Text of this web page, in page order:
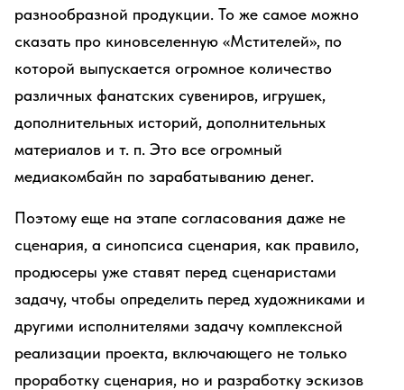
разнообразной продукции. То же самое можно
сказать про киновселенную «Мстителей», по
которой выпускается огромное количество
различных фанатских сувениров, игрушек,
дополнительных историй, дополнительных
материалов и т. п. Это все огромный
медиакомбайн по зарабатыванию денег.
Поэтому еще на этапе согласования даже не
сценария, а синопсиса сценария, как правило,
продюсеры уже ставят перед сценаристами
задачу, чтобы определить перед художниками и
другими исполнителями задачу комплексной
реализации проекта, включающего не только
проработку сценария, но и разработку эскизов